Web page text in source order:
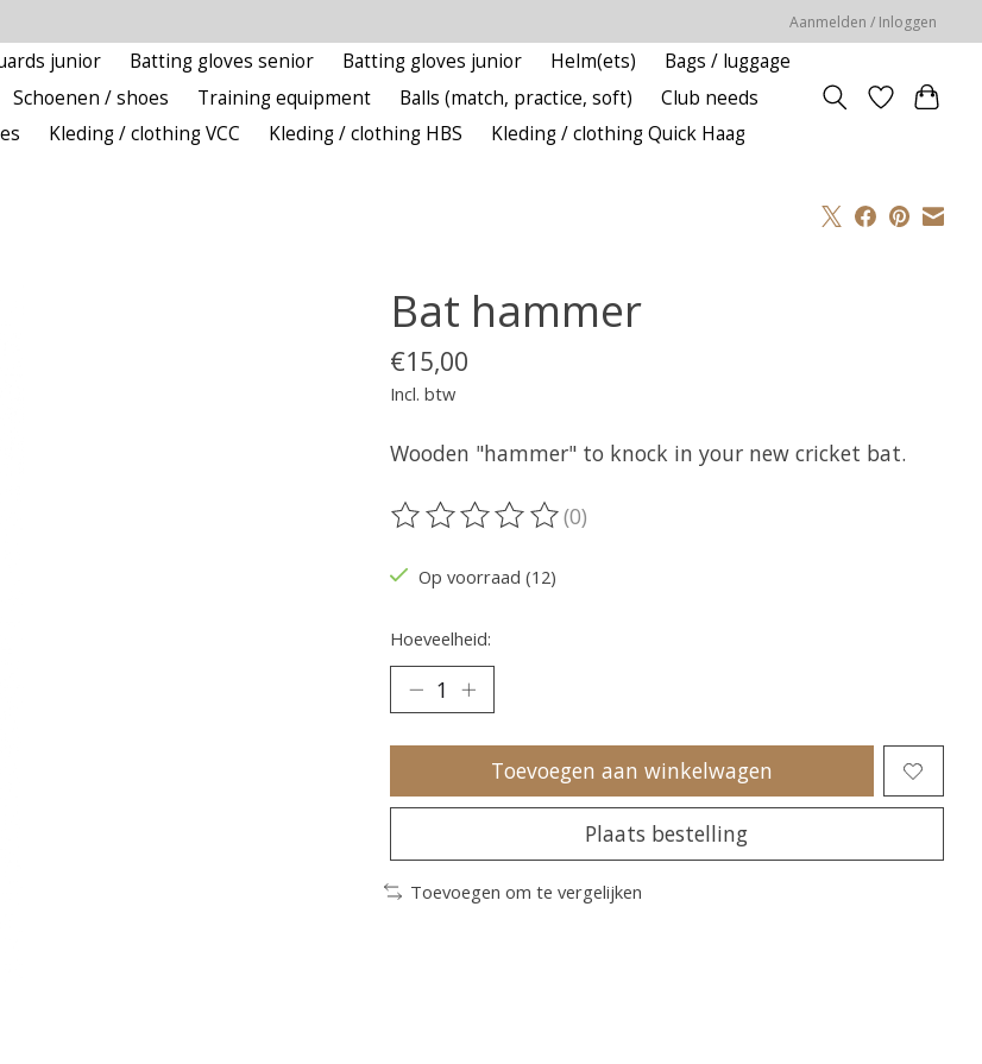
Aanmelden / Inloggen
junior Batting gloves senior Batting gloves junior Helm(ets)
Bags / luggage
Schoenen / shoes Training equipment Balls (match, practice, soft)
Club needs
Kleding / clothing VCC Kleding / clothing HBS Kleding / clothing Quick Haag
Bat hammer
€15,00
Incl. btw
Wooden "hammer" to knock in your new cricket bat.
De beoordeling van dit product is
(0)
Op voorraad (12)
Hoeveelheid:
Toevoegen aan winkelwagen
Plaats bestelling
Toevoegen om te vergelijken